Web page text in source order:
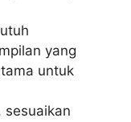
yang
untuk
sesuaikan